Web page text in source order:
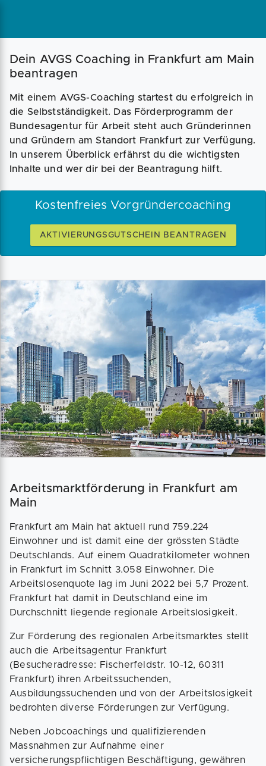
Magazin Businessplan Fördermittel
Dein AVGS Coaching in Frankfurt am Main
beantragen
Mit einem AVGS-Coaching startest du erfolgreich in
die Selbstständigkeit. Das Förderprogramm der
Bundesagentur für Arbeit steht auch Gründerinnen
und Gründern am Standort Frankfurt zur Verfügung.
In unserem Überblick erfährst du die wichtigsten
Inhalte und wer dir bei der Beantragung hilft.
Kostenfreies Vorgründercoaching
AKTIVIERUNGSGUTSCHEIN BEANTRAGEN
Arbeitsmarktförderung in Frankfurt am
Main
Frankfurt am Main hat aktuell rund 759.224
Einwohner und ist damit eine der grössten Städte
Deutschlands. Auf einem Quadratkilometer wohnen
in Frankfurt im Schnitt 3.058 Einwohner. Die
Arbeitslosenquote lag im Juni 2022 bei 5,7 Prozent.
Frankfurt hat damit in Deutschland eine im
Durchschnitt liegende regionale Arbeitslosigkeit.
Zur Förderung des regionalen Arbeitsmarktes stellt
auch die Arbeitsagentur Frankfurt
(Besucheradresse: Fischerfeldstr. 10-12, 60311
Frankfurt) ihren Arbeitssuchenden,
Ausbildungssuchenden und von der Arbeitslosigkeit
bedrohten diverse Förderungen zur Verfügung.
Neben Jobcoachings und qualifizierenden
Massnahmen zur Aufnahme einer
versicherungspflichtigen Beschäftigung, gewähren